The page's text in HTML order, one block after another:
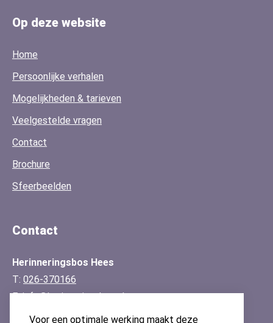
Voor een optimale werking maakt deze
Op deze website
Home
Persoonlijke verhalen
Mogelijkheden & tarieven
Veelgestelde vragen
Contact
Brochure
Sfeerbeelden
Contact
Herinneringsbos Hees
T: 026-370166
E:info@herinneringsbos.nl
KvK: 91143861